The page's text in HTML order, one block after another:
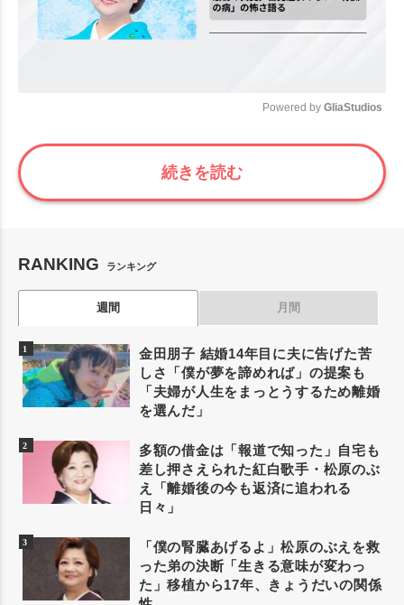
Mute
Powered by GliaStudios
続きを読む
RANKING ランキング
週間 月間
金田朋子 結婚14年目に夫に告げた苦
しさ「僕が夢を諦めれば」の提案も
「夫婦が人生をまっとうするため離婚
を選んだ」
多額の借金は「報道で知った」自宅も
差し押さえられた紅白歌手・松原のぶ
え「離婚後の今も返済に追われる
日々」
「僕の腎臓あげるよ」松原のぶえを救
った弟の決断「生きる意味が変わっ
た」移植から17年、きょうだいの関係